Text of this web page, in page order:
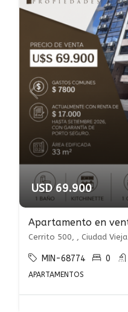
USD 69.900
Cerrito 500, , Ciudad Vieja
MIN-68774 0
APARTAMENTOS